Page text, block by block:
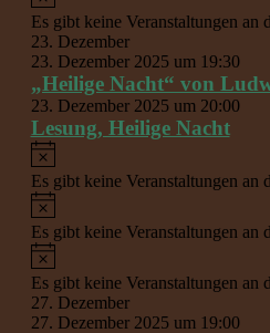
Es gibt keine Veranstaltungen an
23. Dezember
23. Dezember 2025 um 19:30
„Heilige Nacht“ von
23. Dezember 2025 um 20:00
Lesung, Heilige Nacht
Hinweis
Es gibt keine Veranstaltungen an
Hinweis
Es gibt keine Veranstaltungen an
Hinweis
Es gibt keine Veranstaltungen an
27. Dezember
27. Dezember 2025 um 19:00